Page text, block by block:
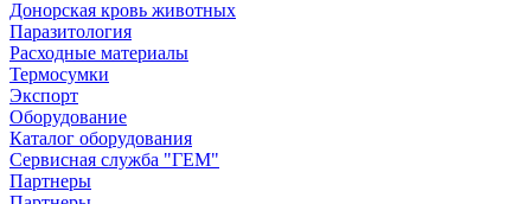
Донорская кровь животных
Паразитология
Расходные материалы
Термосумки
Экспорт
Оборудование
Каталог оборудования
Сервисная служба "ГЕМ"
Партнеры